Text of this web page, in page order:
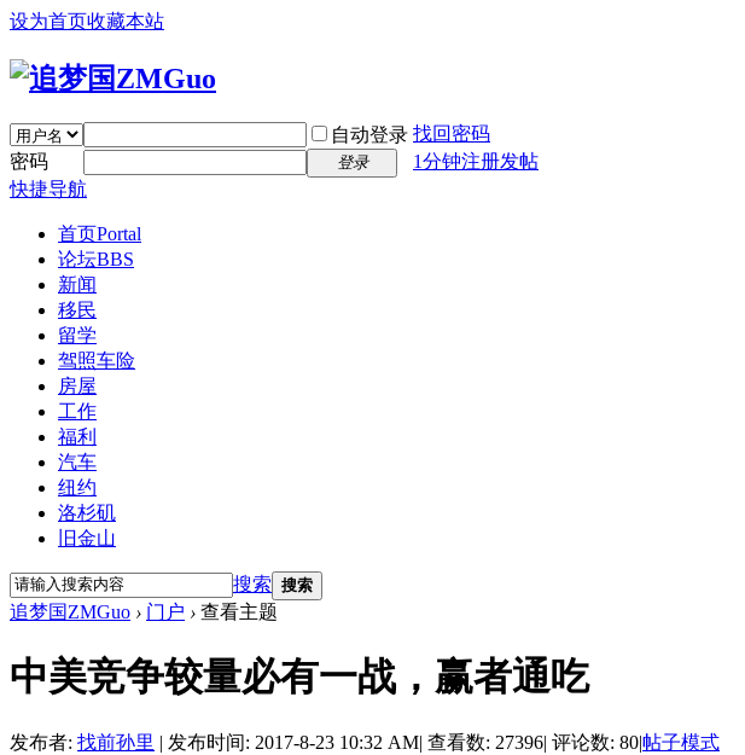
设为首页收藏本站
自动登录 找回密码
密码
登录
1分钟注册发帖
快捷导航
首页Portal
论坛BBS
新闻
移民
留学
驾照车险
房屋
工作
福利
汽车
纽约
洛杉矶
旧金山
搜索 搜索
追梦国ZMGuo › 门户 › 查看主题
中美竞争较量必有一战，赢者通吃
发布者: 找前孙里 | 发布时间: 2017-8-23 10:32 AM| 查看数: 27396| 评论数: 80|帖子模式